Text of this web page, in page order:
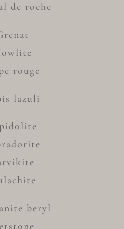
de roche
rouge
lazuli
beryl